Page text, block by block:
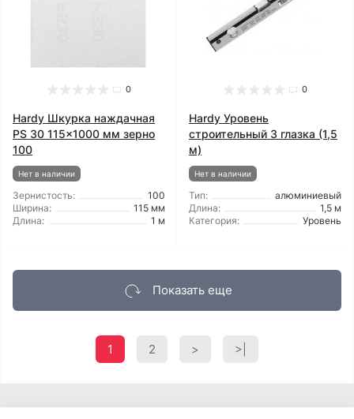
0
Hardy Шкурка наждачная
PS 30 115x1000 мм зерно
100
Нет в наличии
Зернистость:
100
Ширина:
115 мм
Длина:
1 м
0
Hardy Уровень
строительный 3 глазка (1,5
м)
Нет в наличии
Тип:
алюминиевый
Длина:
1,5 м
Категория:
Уровень
Показать еще
1 2 > >|